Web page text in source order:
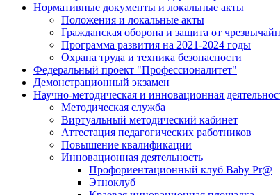
Нормативные документы и локальные акты
Положения и локальные акты
Гражданская оборона и защита от
Программа развития на 2021-2024 годы
Охрана труда и техника безопасности
Федеральный проект "Профессионалитет"
Демонстрационный экзамен
Научно-методическая и инновационная
Методическая служба
Виртуальный методический кабинет
Аттестация педагогических работников
Повышение квалификации
Инновационная деятельность
Профориентационный клуб Baby Pr@
Этноклуб